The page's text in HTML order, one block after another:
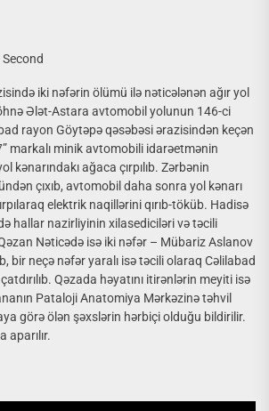
iki nəfərin ölümü ilə nəticələnən ağır yol
Ələt-Astara avtomobil yolunun 146-ci
rayon Göytəpə qəsəbəsi ərazisindən keçən
markalı minik avtomobili idarəetmənin
kənarındakı ağaca çırpılıb. Zərbənin
çıxıb, avtomobil daha sonra yol kənarı
elektrik naqillərini qırıb-töküb. Hadisə
hallar nazirliyinin xilasediciləri və təcili
Nəticədə isə iki nəfər – Mübariz Aslanov
bir neçə nəfər yaralı isə təcili olaraq Cəlilabad
Qəzada həyatını itirənlərin meyiti isə
Pataloji Anatomiya Mərkəzinə təhvil
görə ölən şəxslərin hərbiçi olduğu bildirilir.
aparılır.